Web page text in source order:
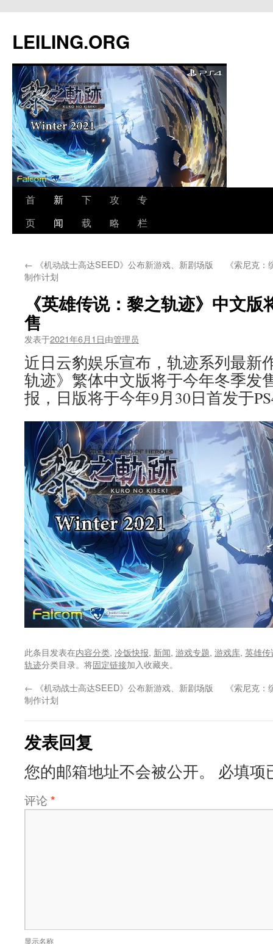
文
LEILING.ORG
首
页
新
闻
下
载
攻
略
专
栏
← 《机动战士高达SEED》公布新游戏、新剧场版
制作计划
《索尼克
《英雄传说：黎之轨迹》中文
售
发表于2021年6月1日由管理员
近日云豹娱乐宣布，轨迹系列最新
轨迹》繁体中文版将于今年冬季发
报，日版将于今年9月30日首发于
此条目发表在内容分类, 冷饭快报, 新闻, 游戏专题, 游戏库, 英雄
轨迹分类目录。将固定链接加入收藏夹。
← 《机动战士高达SEED》公布新游戏、新剧场版
制作计划
《索尼克
发表回复
您的邮箱地址不会被公开。 必填项
评论 *
显示名称